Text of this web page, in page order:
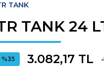
TANK
TANK 24
%35 3.082,17 TL